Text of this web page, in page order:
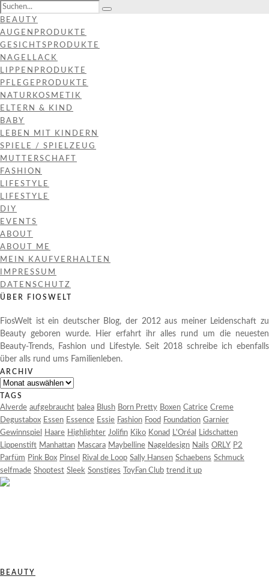
BEAUTY
AUGENPRODUKTE
GESICHTSPRODUKTE
NAGELLACK
LIPPENPRODUKTE
PFLEGEPRODUKTE
NATURKOSMETIK
ELTERN & KIND
BABY
LEBEN MIT KINDERN
SPIELE / SPIELZEUG
MUTTERSCHAFT
FASHION
LIFESTYLE
LIFESTYLE
DIY
EVENTS
ABOUT
ABOUT ME
MEIN KAUFVERHALTEN
IMPRESSUM
DATENSCHUTZ
ÜBER FIOSWELT
FiosWelt ist ein deutscher Blog, der 2012 aus meiner Leidenschaft zu
Beauty geboren wurde. Hier erfahrt ihr alles rund um die neuesten
Beauty-Trends, Fashion und Lifestyle. Seit 2018 schreibe ich ebenfalls
über alls rund ums Familienleben.
ARCHIV
Archiv
TAGS
Alverde aufgebraucht balea Blush Born Pretty Boxen Catrice Creme
Degustabox Essen Essence Essie Fashion Food Foundation Garnier
Gewinnspiel
Haare Highlighter Jolifin Kiko Konad L'Oréal
Lidschatten
Lippenstift Manhattan Mascara Maybelline Nageldesign Nails ORLY P2
Parfüm Pink Box Pinsel Rival de Loop Sally Hansen Schaebens Schmuck
selfmade Shoptest Sleek Sonstiges ToyFan Club trend it up
BEAUTY